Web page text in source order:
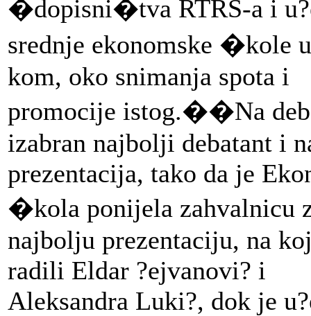
�dopisni�tva RTRS-a i
srednje ekonomske �kole
kom, oko snimanja spota i
promocije istog.��Na
izabran najbolji debatant i
prezentacija, tako da je
�kola ponijela zahvalnicu
najbolju prezentaciju, na
radili Eldar ?ejvanovi? i
Aleksandra Luki?, dok je